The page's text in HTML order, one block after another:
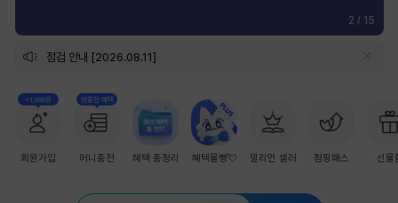
2 / 15
점검 안내 [2026.08.11]
+1,000원
회원가입
첫충전 혜택
머니충전 혜택 총정리 혜택몰빵💘 밀리언 셀러 점핑패스 선물